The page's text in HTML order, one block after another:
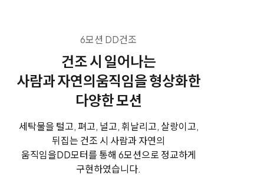
6모션 DD건조
건조 시 일어나는
사람과 자연의움직임을 형상화한
다양한 모션
세탁물을 털고, 펴고, 널고, 휘날리고, 살랑이고,
뒤집는 건조 시 사람과 자연의
움직임을DD모터를 통해 6모션으로 정교하게
구현하였습니다.